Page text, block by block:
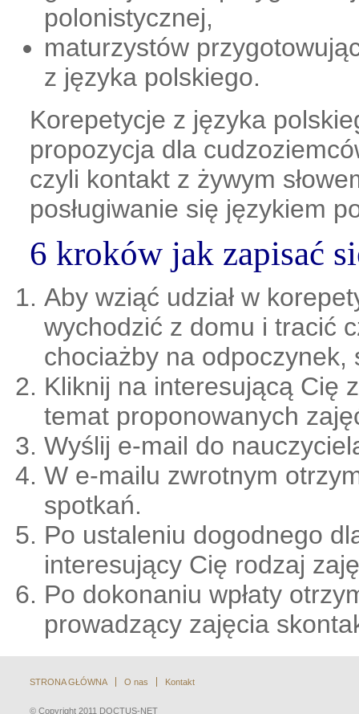
polonistycznej,
maturzystów
z języka polskiego.
Korepetycje z języka
propozycja dla
czyli kontakt z żywym
posługiwanie się językiem
6 kroków jak zapisać
Aby wziąć udział w
wychodzić z domu i tracić
chociażby na
Kliknij na interesującą Cię
temat proponowanych
Wyślij e-mail do
W e-mailu zwrotnym
spotkań.
Po ustaleniu dogodnego
interesujący Cię rodzaj
Po dokonaniu wpłaty
prowadzący zajęcia
STRONA GŁÓWNA O nas Kontakt
© Copyright 2011 DOCTUS-NET